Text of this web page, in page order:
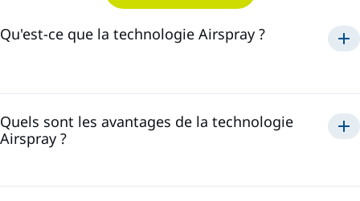
Qu'est-ce que la technologie Airspray ?
Quels sont les avantages de la technologie
Airspray ?